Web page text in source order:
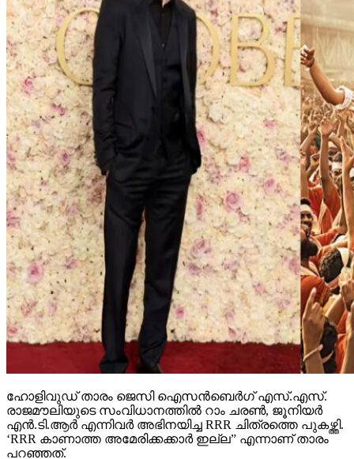
ഹോളിവുഡ് താരം ജെസി ഐസന്‍ബെര്‍ഗ് എസ്.എസ്.
രാജമൗലിയുടെ സംവിധാനത്തില്‍ റാം ചരണ്‍, ജൂനിയര്‍
എന്‍.ടി.ആര്‍ എന്നിവര്‍ അഭിനയിച്ച RRR ചിത്രത്തെ പുകഴ്ത്തി.
‘RRR കാണാത്ത അമേരിക്കക്കാര്‍ ഇല്ല” എന്നാണ് താരം
പറഞ്ഞത്.